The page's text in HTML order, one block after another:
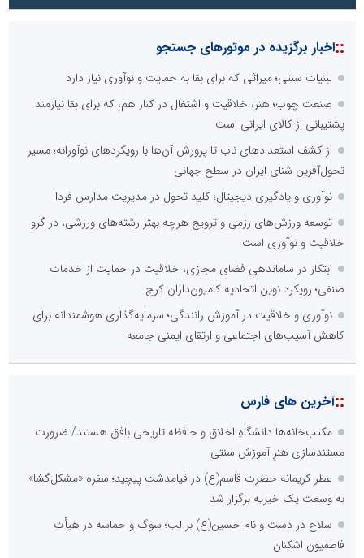
::اخبار برگزیده در موتورهای جستجو
لبنیات سنتی؛ میراثی که برای بقا به حمایت و نوآوری نیاز دارد
صنعت چوب؛ هنر، خلاقیت و اشتغال در کنار هم، که برای بقا نیازمند
پشتیبانی از کالای ایرانی است
از کشف استعدادهای ناب تا پرورش آن‌ها با رویکردهای نوآورانه؛ مسیر
تحول‌آفرین شنای ایران در سطح جهانی
نوآوری و یادگیری دیجیتال؛ کلید تحول در مدیریت مدارس فردا
توسعه ورزش‌های رزمی و ترویج هرچه بهتر رشته‌های ورزشی، در گرو
خلاقیت و نوآوری است
ابتکار در ساماندهی فضای مجازی، خلاقیت در حمایت از خدمات
صنفی؛ رویکرد نوین اتحادیه کامیون‌داران کرج
نوآوری و خلاقیت در آموزش رانندگی؛ سرمایه‌گذاری هوشمندانه برای
کاهش آسیب‌های اجتماعی و ارتقای ایمنی جامعه
::آخرین های فارس
مکتب‌خانه‌ها دانشگاهِ اخلاق و حافظه تاریخی بافق هستند/ ضرورت
مستندسازی هنرِ آموزش سنتی
عطر کریمانه حضرت قاسم(ع) در قیامدشت پیچید؛ سفره «مشکل‌گشا»
به وسعت یک خیریه برگزار شد
سلاح در دست و نام حسین(ع) بر لب؛ سوگ و حماسه در هیأت
فاطمیون اشکنان